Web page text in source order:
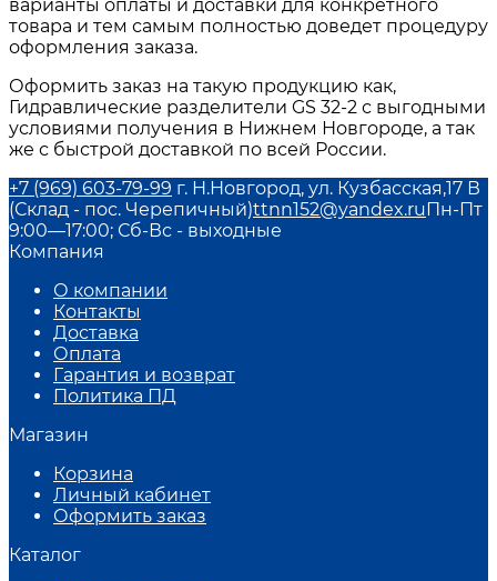
варианты оплаты и доставки для конкретного
товара и тем самым полностью доведет процедуру
оформления заказа.
Оформить заказ на такую продукцию как,
Гидравлические разделители GS 32-2 с выгодными
условиями получения в Нижнем Новгороде, а так
же с быстрой доставкой по всей России.
+7 (969) 603-79-99 г. Н.Новгород, ул. Кузбасская,17 В
(Склад - пос. Черепичный)ttnn152@yandex.ruПн-Пт
9:00—17:00; Сб-Вс - выходные
Компания
О компании
Контакты
Доставка
Оплата
Гарантия и возврат
Политика ПД
Магазин
Корзина
Личный кабинет
Оформить заказ
Каталог